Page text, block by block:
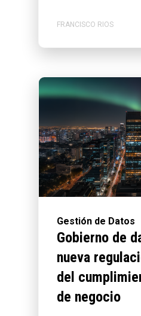
FRANCISCO RIOS
Gestión de Datos
Gobierno de
nueva
del
de negocio